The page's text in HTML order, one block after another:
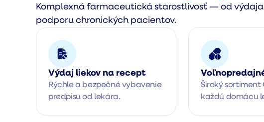
Komplexná farmaceutická starostlivosť — od
podporu chronických pacientov.
Výdaj liekov na recept
Rýchle a bezpečné vybavenie
predpisu od lekára.
Široký sortiment
každú domácu